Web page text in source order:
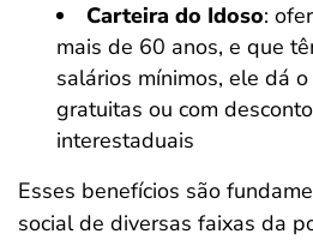
Carteira do Idoso:
mais de 60 anos, e que
salários mínimos, ele dá
gratuitas ou com
interestaduais
Esses benefícios são
social de diversas faixas da